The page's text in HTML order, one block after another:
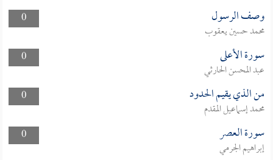
0 وصف الرسول
محمد حسين يعقوب
0
سورة الأعلى
عبد المحسن الحارثي
0
من الذي يقيم الحدود
محمد إسماعيل المقدم
0
سورة العصر
إبراهيم الجرمي